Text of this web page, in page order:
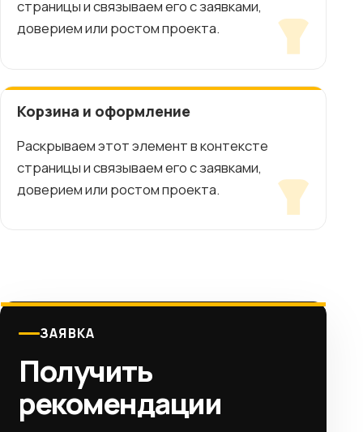
страницы и связываем его с заявками,
доверием или ростом проекта.
Корзина и оформление
Раскрываем этот элемент в контексте
страницы и связываем его с заявками,
доверием или ростом проекта.
ЗАЯВКА
Получить
рекомендации